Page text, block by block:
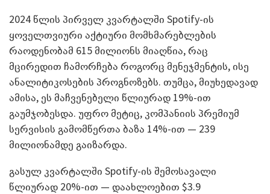
2024 წლის პირველ კვარტალში Spotify-ის
ყოველთვიური აქტიური მომხმარებლების
რაოდენობამ 615 მილიონს მიაღწია, რაც
მცირედით ჩამორჩება როგორც მენეჯმენტის, ისე
ანალიტიკოსების პროგნოზებს. თუმცა, მიუხედავად
ამისა, ეს მაჩვენებელი წლიურად 19%-ით
გაუმჯობესდა. უფრო მეტიც, კომპანიის პრემიუმ
სერვისის გამომწერთა ბაზა 14%-ით — 239
მილიონამდე გაიზარდა.
გასულ კვარტალში Spotify-ის შემოსავალი
წლიურად 20%-ით — დაახლოებით $3.9